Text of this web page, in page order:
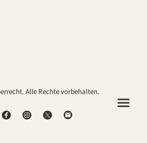
Alle Rechte vorbehalten.